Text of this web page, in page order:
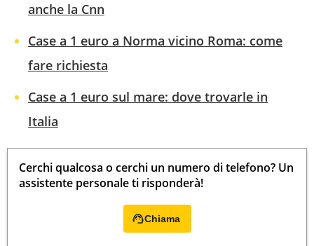
anche la Cnn
Case a 1 euro a Norma vicino Roma: come
fare richiesta
Case a 1 euro sul mare: dove trovarle in
Italia
Cerchi qualcosa o cerchi un numero di telefono? Un
assistente personale ti risponderà!
Chiama